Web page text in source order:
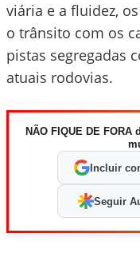
viária e a fluidez,
o trânsito com os
pistas segregadas
atuais rodovias.
NÃO FIQUE DE
Incluir
Seguir